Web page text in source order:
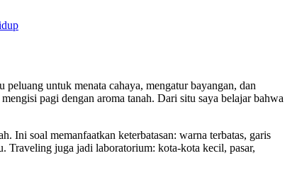
untuk menata cahaya, mengatur bayangan, dan
pagi dengan aroma tanah. Dari situ saya belajar bahwa
Ini soal memanfaatkan keterbatasan: warna terbatas, garis
Traveling juga jadi laboratorium: kota-kota kecil, pasar,